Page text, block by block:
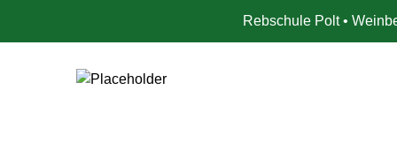
Rebschule Polt •